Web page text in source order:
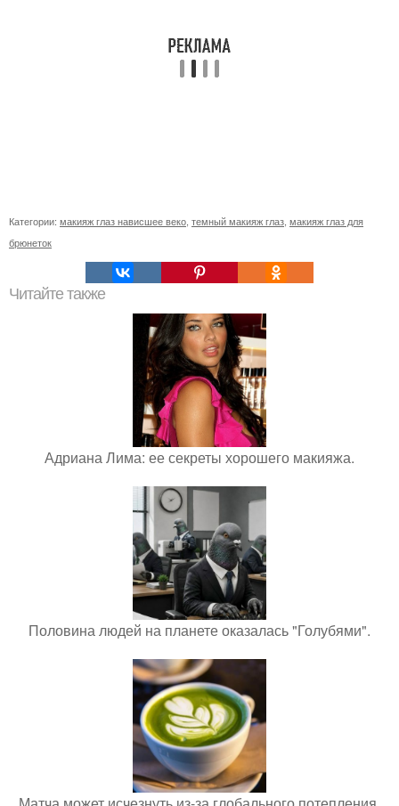
Категории: макияж глаз нависшее веко темный макияж глаз макияж глаз для
брюнеток
Читайте также
Адриана Лима: ее секреты хорошего макияжа.
Половина людей на планете оказалась "Голубями".